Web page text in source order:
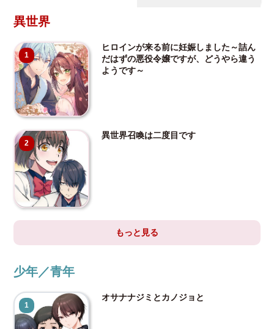
異世界
1
ヒロインが来る前に妊娠しました～詰ん
だはずの悪役令嬢ですが、どうやら違う
ようです～
2
異世界召喚は二度目です
もっと見る
少年／青年
1
オサナナジミとカノジョと